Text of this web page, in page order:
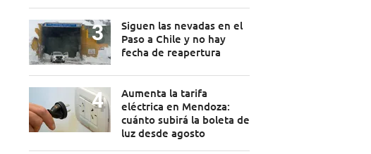
Siguen las nevadas en el
Paso a Chile y no hay
fecha de reapertura
Aumenta la tarifa
eléctrica en Mendoza:
cuánto subirá la boleta de
luz desde agosto